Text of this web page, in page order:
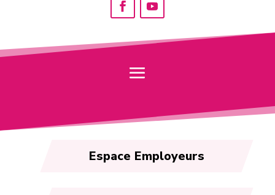
Espace Employeurs